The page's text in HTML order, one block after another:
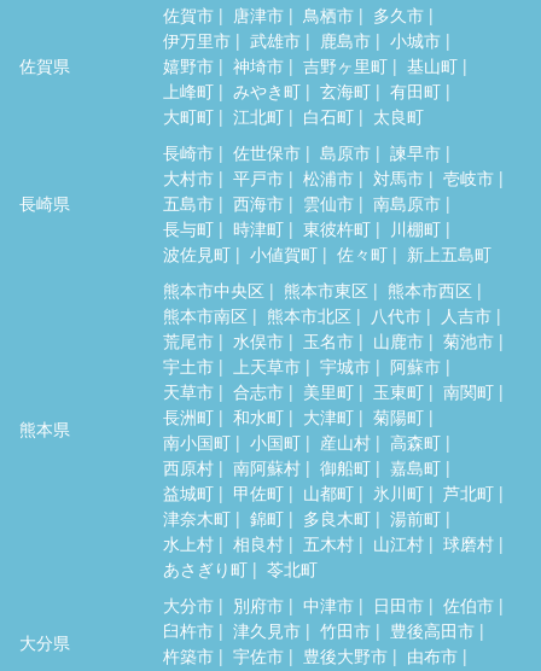
佐賀県
佐賀市 唐津市 鳥栖市
多久市
伊万里市
武雄市 鹿島市
小城市
嬉野市
神埼市 吉野ヶ里町
基山町
上峰町
みやき町 玄海町
有田町
大町町
江北町 白石町 太良町
長崎県
長崎市 佐世保市 島原市
諫早市
大村市
平戸市 松浦市 対馬市
壱岐市
五島市
西海市 雲仙市
南島原市
長与町
時津町 東彼杵町
川棚町
波佐見町
小値賀町 佐々町 新上五島町
熊本県
熊本市中央区 熊本市東区
熊本市西区
熊本市南区
熊本市北区 八代市
人吉市
荒尾市
水俣市 玉名市 山鹿市
菊池市
宇土市
上天草市 宇城市
阿蘇市
天草市
合志市 美里町 玉東町
南関町
長洲町
和水町 大津町
菊陽町
南小国町
小国町 産山村
高森町
西原村
南阿蘇村 御船町
嘉島町
益城町
甲佐町 山都町 氷川町
芦北町
津奈木町
錦町 多良木町
湯前町
水上村
相良村 五木村 山江村
球磨村
あさぎり町
苓北町
大分県
大分市 別府市 中津市 日田市
佐伯市
臼杵市
津久見市 竹田市
豊後高田市
杵築市
宇佐市 豊後大野市
由布市